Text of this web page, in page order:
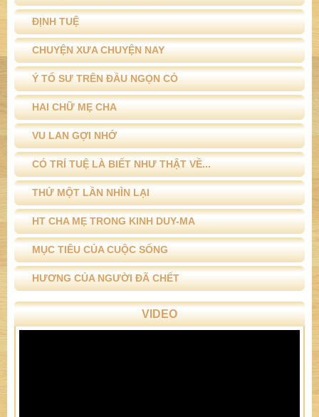
ĐỊNH TUỆ
CHUYỆN XƯA CHUYỆN NAY
Ý TỔ SƯ TRÊN ĐẦU NGỌN CỎ
HAI CHỮ MẸ CHA
VU LAN GỢI NHỚ
CÓ TRÍ TUỆ LÀ BIẾT NHƯ THẬT VỀ...
THỬ MỘT LẦN NHÌN LẠI
HT CHA MẸ TRONG KINH DUY-MA
MỤC TIÊU CỦA CUỘC SỐNG
HƯƠNG CỦA NGƯỜI ĐÃ CHẾT
VIDEO